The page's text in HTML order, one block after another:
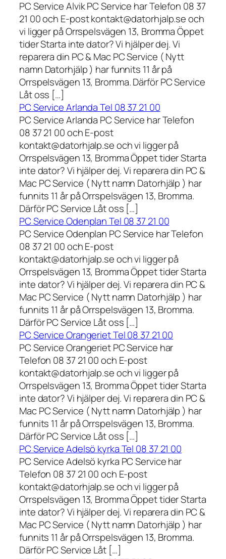
PC Service Alvik PC Service har Telefon 08 37
21 00 och E-post kontakt@datorhjalp.se och
vi ligger på Orrspelsvägen 13, Bromma Öppet
tider Starta inte dator? Vi hjälper dej. Vi
reparera din PC & Mac PC Service ( Nytt
namn Datorhjälp ) har funnits 11 år på
Orrspelsvägen 13, Bromma. Därför PC Service
Låt oss […]
PC Service Arlanda Tel 08 37 21 00
PC Service Arlanda PC Service har Telefon
08 37 21 00 och E-post
kontakt@datorhjalp.se och vi ligger på
Orrspelsvägen 13, Bromma Öppet tider Starta
inte dator? Vi hjälper dej. Vi reparera din PC &
Mac PC Service ( Nytt namn Datorhjälp ) har
funnits 11 år på Orrspelsvägen 13, Bromma.
Därför PC Service Låt oss […]
PC Service Odenplan Tel 08 37 21 00
PC Service Odenplan PC Service har Telefon
08 37 21 00 och E-post
kontakt@datorhjalp.se och vi ligger på
Orrspelsvägen 13, Bromma Öppet tider Starta
inte dator? Vi hjälper dej. Vi reparera din PC &
Mac PC Service ( Nytt namn Datorhjälp ) har
funnits 11 år på Orrspelsvägen 13, Bromma.
Därför PC Service Låt oss […]
PC Service Orangeriet Tel 08 37 21 00
PC Service Orangeriet PC Service har
Telefon 08 37 21 00 och E-post
kontakt@datorhjalp.se och vi ligger på
Orrspelsvägen 13, Bromma Öppet tider Starta
inte dator? Vi hjälper dej. Vi reparera din PC &
Mac PC Service ( Nytt namn Datorhjälp ) har
funnits 11 år på Orrspelsvägen 13, Bromma.
Därför PC Service Låt oss […]
PC Service Adelsö kyrka Tel 08 37 21 00
PC Service Adelsö kyrka PC Service har
Telefon 08 37 21 00 och E-post
kontakt@datorhjalp.se och vi ligger på
Orrspelsvägen 13, Bromma Öppet tider Starta
inte dator? Vi hjälper dej. Vi reparera din PC &
Mac PC Service ( Nytt namn Datorhjälp ) har
funnits 11 år på Orrspelsvägen 13, Bromma.
Därför PC Service Låt […]